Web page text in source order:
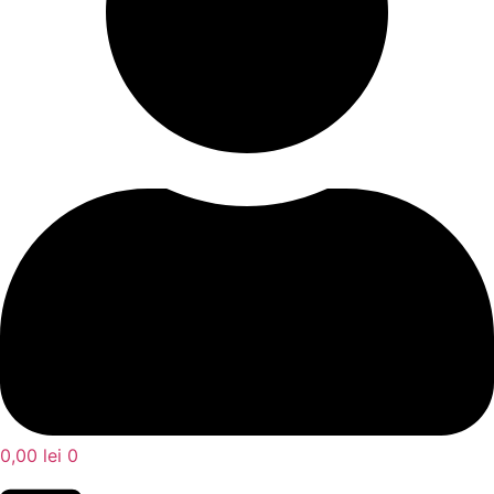
0,00 lei 0